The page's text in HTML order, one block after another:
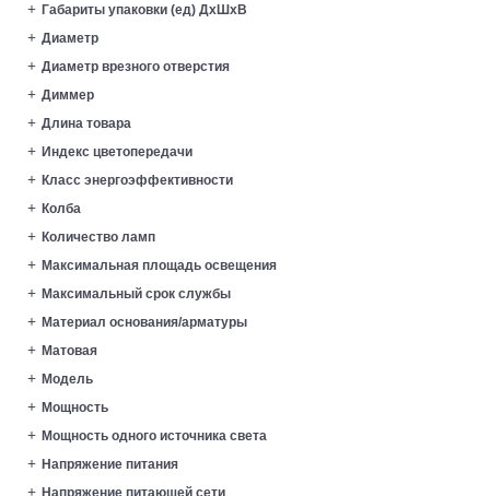
Габариты упаковки (ед) ДхШхВ
Диаметр
Диаметр врезного отверстия
Диммер
Длина товара
Индекс цветопередачи
Класс энергоэффективности
Колба
Количество ламп
Максимальная площадь освещения
Максимальный срок службы
Материал основания/арматуры
Матовая
Модель
Мощность
Мощность одного источника света
Напряжение питания
Напряжение питающей сети